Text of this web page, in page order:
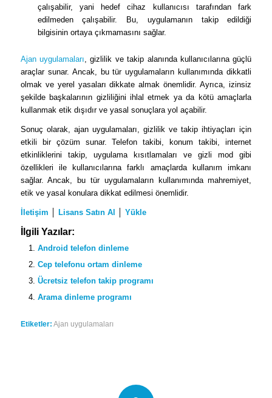
çalışabilir, yani hedef cihaz kullanıcısı tarafından fark
edilmeden çalışabilir. Bu, uygulamanın takip edildiği
bilgisinin ortaya çıkmamasını sağlar.
Ajan uygulamaları, gizlilik ve takip alanında kullanıcılarına güçlü
araçlar sunar. Ancak, bu tür uygulamaların kullanımında dikkatli
olmak ve yerel yasaları dikkate almak önemlidir. Ayrıca, izinsiz
şekilde başkalarının gizliliğini ihlal etmek ya da kötü amaçlarla
kullanmak etik dışıdır ve yasal sonuçlara yol açabilir.
Sonuç olarak, ajan uygulamaları, gizlilik ve takip ihtiyaçları için
etkili bir çözüm sunar. Telefon takibi, konum takibi, internet
etkinliklerini takip, uygulama kısıtlamaları ve gizli mod gibi
özellikleri ile kullanıcılarına farklı amaçlarda kullanım imkanı
sağlar. Ancak, bu tür uygulamaların kullanımında mahremiyet,
etik ve yasal konulara dikkat edilmesi önemlidir.
İletişim Lisans Satın Al Yükle
İlgili Yazılar:
Android telefon dinleme
Cep telefonu ortam dinleme
Ücretsiz telefon takip programı
Arama dinleme programı
Etiketler: Ajan uygulamaları